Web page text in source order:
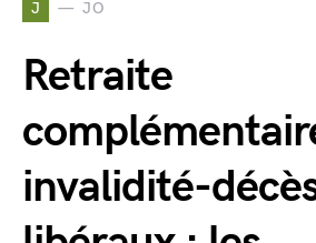
J JO
Retraite
invalidité-